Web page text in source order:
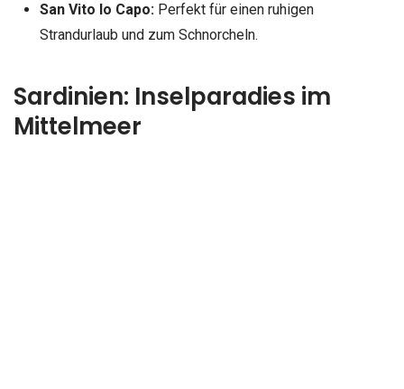
San Vito lo Capo:Perfekt für einen ruhigen
Strandurlaub und zum Schnorcheln.
Sardinien: Inselparadies im
Mittelmeer